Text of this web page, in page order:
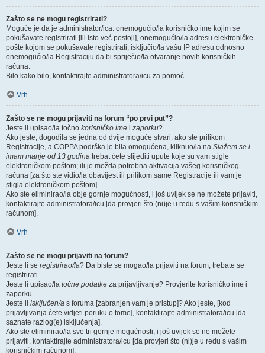
Zašto se ne mogu registrirati?
Moguće je da je administrator/ica: onemogućio/la korisničko ime kojim se
pokušavate registrirati [ili isto već postoji], onemogućio/la adresu elektroničke
pošte kojom se pokušavate registrirati, isključio/la vašu IP adresu odnosno
onemogućio/la Registraciju da bi spriječio/la otvaranje novih korisničkih
računa.
Bilo kako bilo, kontaktirajte administratora/icu za pomoć.
Vrh
Zašto se ne mogu prijaviti na forum “po prvi put”?
Jeste li upisao/la točno korisničko ime i zaporku?
Ako jeste, dogodila se jedna od dvije moguće stvari: ako ste prilikom
Registracije, a COPPA podrška je bila omogućena, kliknuo/la na Slažem se i
imam manje od 13 godina trebat ćete slijediti upute koje su vam stigle
elektroničkom poštom; ili je možda potrebna aktivacija vašeg korisničkog
računa [za što ste vidio/la obavijest ili prilikom same Registracije ili vam je
stigla elektroničkom poštom].
Ako ste eliminirao/la obje gornje mogućnosti, i još uvijek se ne možete prijaviti,
kontaktirajte administratora/icu [da provjeri što (ni)je u redu s vašim korisničkim
računom].
Vrh
Zašto se ne mogu prijaviti na forum?
Jeste li se registrirao/la? Da biste se mogao/la prijaviti na forum, trebate se
registrirati.
Jeste li upisao/la točne podatke za prijavljivanje? Provjerite korisničko ime i
zaporku.
Jeste li isključen/a s foruma [zabranjen vam je pristup]? Ako jeste, [kod
prijavljivanja ćete vidjeti poruku o tome], kontaktirajte administratora/icu [da
saznate razlog(e) isključenja].
Ako ste eliminirao/la sve tri gornje mogućnosti, i još uvijek se ne možete
prijaviti, kontaktirajte administratora/icu [da provjeri što (ni)je u redu s vašim
korisničkim računom].